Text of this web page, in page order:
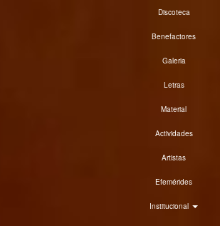
Discoteca
Benefactores
Galeria
Letras
Material
Actividades
Artistas
Efemérides
Institucional